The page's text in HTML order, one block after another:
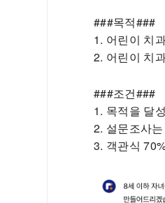
###목적###
1. 어린이 치
2. 어린이 치
###조건###
1. 목적을 달
2. 설문조사
3. 객관식